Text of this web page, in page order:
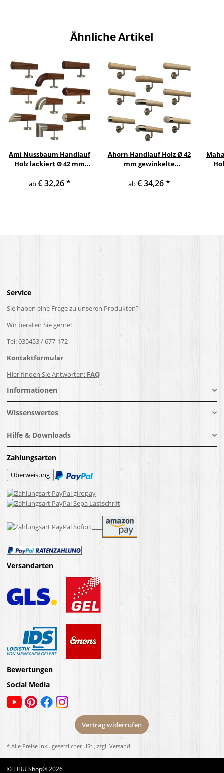
Ähnliche Artikel
Ami Nussbaum Handlauf
Holz lackiert Ø 42 mm
und Enden
ab€ 32,26*
Ahorn Handlauf Holz Ø 42
mm gewinkelte
Enden
ab€ 34,26*
Service
Sie haben eine Frage zu unseren Produkten?
Wir beraten Sie gerne!
Tel: 035453 / 677-172
Kontaktformular
Hier finden Sie Antworten: FAQ
Informationen
Wissenswertes
Hilfe & Downloads
Zahlungsarten
Versandarten
Bewertungen
Social Media
Vertrag widerrufen
* Alle Preise inkl. gesetzlicher USt., zzgl. Versand
© TIBU Shop® 2026